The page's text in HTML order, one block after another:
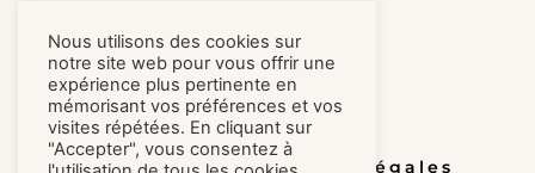
Honoraires Mentions légales
Nous utilisons des cookies sur
notre site web pour vous offrir une
expérience plus pertinente en
mémorisant vos préférences et vos
visites répétées. En cliquant sur
"Accepter", vous consentez à